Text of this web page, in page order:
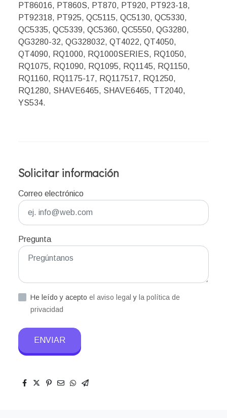
PT86016, PT860S, PT870, PT920, PT923-18,
PT92318, PT925, QC5115, QC5130, QC5330,
QC5335, QC5339, QC5360, QC5550, QG3280,
QG3280-32, QG328032, QT4022, QT4050,
QT4090, RQ1000, RQ1000SERIES, RQ1050,
RQ1075, RQ1090, RQ1095, RQ1145, RQ1150,
RQ1160, RQ1175-17, RQ117517, RQ1250,
RQ1280, SHAVE6465, SHAVE6465, TT2040,
YS534.
Solicitar información
Correo electrónico
Pregunta
He leído y acepto el aviso legaly la política de
privacidad
ENVIAR